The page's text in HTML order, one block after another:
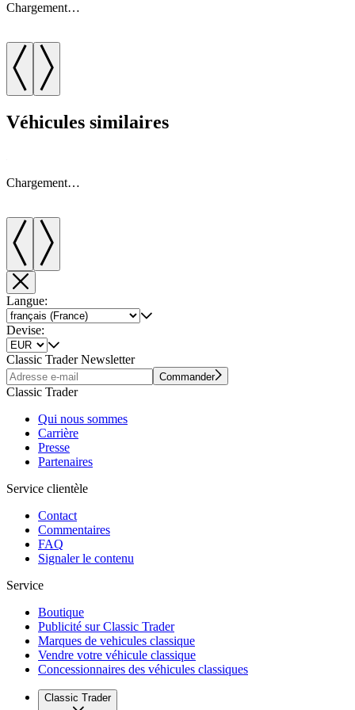
Chargement…
Véhicules similaires
Chargement…
Langue:
Devise:
Classic Trader Newsletter
Commander
Classic Trader
Qui nous sommes
Carrière
Presse
Partenaires
Service clientèle
Contact
Commentaires
FAQ
Signaler le contenu
Service
Boutique
Publicité sur Classic Trader
Marques de vehicules classique
Vendre votre véhicule classique
Concessionnaires des véhicules classiques
Classic Trader